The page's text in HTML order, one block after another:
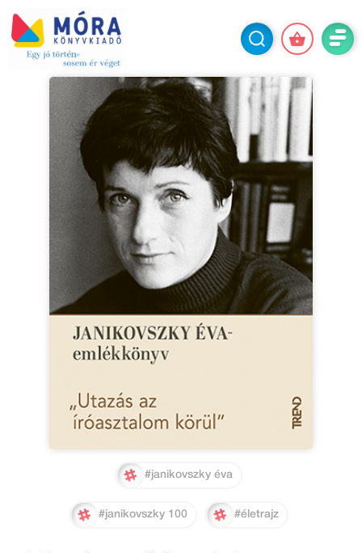
#janikovszky éva
#janikovszky 100 #életrajz